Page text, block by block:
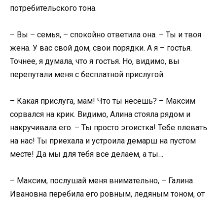
потребительского тона.
– Вы – семья, – спокойно ответила она. – Ты и твоя
жена. У вас свой дом, свои порядки. А я – гостья.
Точнее, я думала, что я гостья. Но, видимо, вы
перепутали меня с бесплатной прислугой.
– Какая прислуга, мам! Что ты несешь? – Максим
сорвался на крик. Видимо, Алина стояла рядом и
накручивала его. – Ты просто эгоистка! Тебе плевать
на нас! Ты приехала и устроила демарш на пустом
месте! Да мы для тебя все делаем, а ты…
– Максим, послушай меня внимательно, – Галина
Ивановна перебила его ровным, ледяным тоном, от